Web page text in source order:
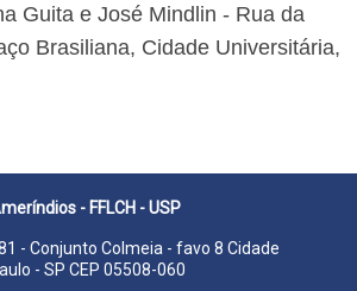
Guita e José Mindlin - Rua da
Brasiliana, Cidade Universitária,
- FFLCH - USP
- Conjunto Colmeia - favo 8 Cidade
- SP CEP 05508-060